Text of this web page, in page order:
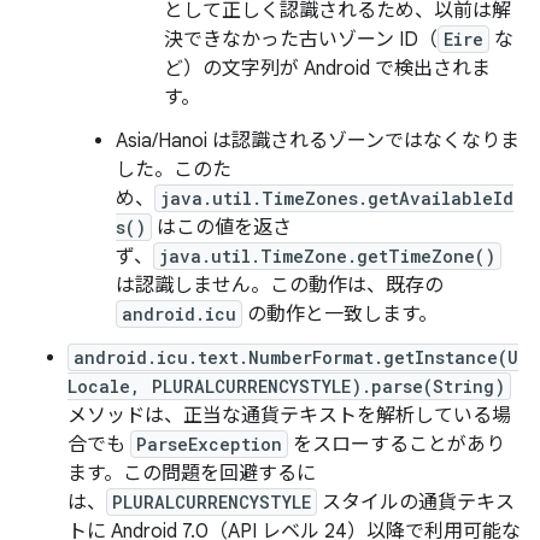
として正しく認識されるため、以前は解
決できなかった古いゾーン ID（ Eire な
ど）の文字列が Android で検出されま
す。
Asia/Hanoi は認識されるゾーンではなくなりま
した。このた
め、
java.util.TimeZones.getAvailableId
s()
はこの値を返さ
ず、
java.util.TimeZone.getTimeZone()
は認識しません。この動作は、既存の
android.icu の動作と一致します。
android.icu.text.NumberFormat.getInstance(U
Locale, PLURALCURRENCYSTYLE).parse(String)
メソッドは、正当な通貨テキストを解析している場
合でも
ParseException をスローすることがあり
ます。この問題を回避するに
は、
PLURALCURRENCYSTYLE スタイルの通貨テキス
トに Android 7.0（API レベル 24）以降で利用可能な